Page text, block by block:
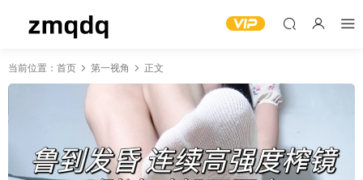
当前位置： 首页 第一视角 正文